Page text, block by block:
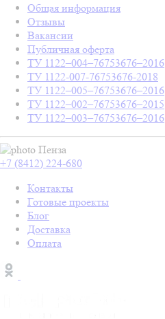
Общая информация
Отзывы
Вакансии
Публичная оферта
ТУ 1122–004–76753676–2016
ТУ 1122-007-76753676-2018
ТУ 1122–005–76753676–2016
ТУ 1122–002–76753676–2015
ТУ 1122–003–76753676–2016
Пенза
+7 (8412) 224-680
Контакты
Готовые проекты
Блог
Доставка
Оплата